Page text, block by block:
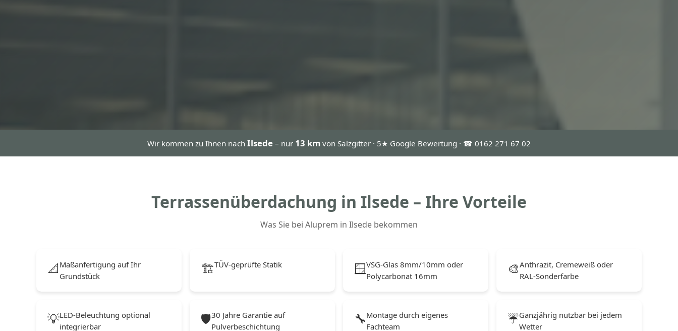
Wir kommen zu Ihnen nach Ilsede – nur 13 km von Salzgitter · 5★ Google Bewertung · ☎ 0162 271 67 02
Terrassenüberdachung in Ilsede – Ihre Vorteile
Was Sie bei Aluprem in Ilsede bekommen
📐 Maßanfertigung auf Ihr
Grundstück
🏗️TÜV-geprüfte Statik 🪟VSG-Glas 8mm/10mm oder
Polycarbonat 16mm
🎨Anthrazit, Cremeweiß oder
RAL-Sonderfarbe
💡LED-Beleuchtung optional
integrierbar
🛡️30 Jahre Garantie auf
Pulverbeschichtung
🔧 Montage durch eigenes
Fachteam
☔Ganzjährig nutzbar bei jedem
Wetter